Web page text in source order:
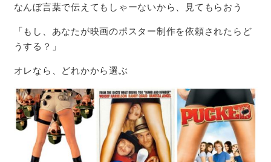
なんぼ言葉で伝えてもしゃーないから、見てもらおう
「もし、あなたが映画のポスター制作を依頼されたらど
うする？」
オレなら、どれかから選ぶ